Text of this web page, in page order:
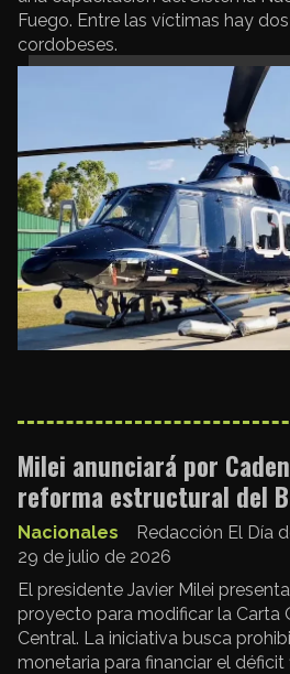
Fuego. Entre las víctimas hay
cordobeses.
Milei anunciará por
reforma estructural del
Redacción El Día
Nacionales
29 de julio de 2026
El presidente Javier Milei
proyecto para modificar la Carta
Central. La iniciativa busca
monetaria para financiar el